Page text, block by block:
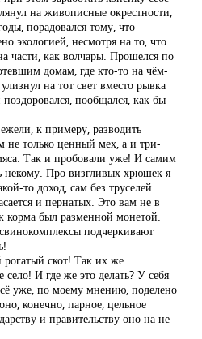
на живописные окрестности,
порадовался тому, что
экологией, несмотря на то, что
части, как волчары. Прошелся по
домам, где кто-то на чём-
на тот свет вместо рывка
пообщался, как бы
к примеру, разводить
не только ценный мех, а и три-
Так и пробовали уже! И самим
некому. Про визгливых хрюшек я
то доход, сам без труселей
и пернатых. Это вам не в
корма был разменной монетой.
подчеркивают
скот! Так их же
И где же это делать? У себя
уже, по моему мнению, поделено
конечно, парное, цельное
и правительству оно на не